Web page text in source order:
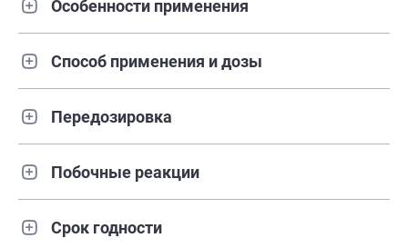
Особенности применения
Способ применения и дозы
Передозировка
Побочные реакции
Срок годности